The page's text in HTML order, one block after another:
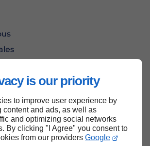
is our priority
to improve user experience by
content and ads, as well as
and optimizing social networks
By clicking "I Agree" you consent to
from our providers Google
Haut de page